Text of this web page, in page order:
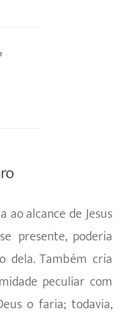
alcance de Jesus
presente, poderia
dela. Também cria
peculiar com
o faria; todavia,